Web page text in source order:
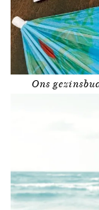
Ons